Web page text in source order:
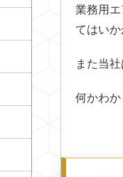
業務用
てはい
また当
何かわ